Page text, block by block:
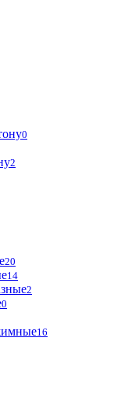
0
2
20
14
2
0
16